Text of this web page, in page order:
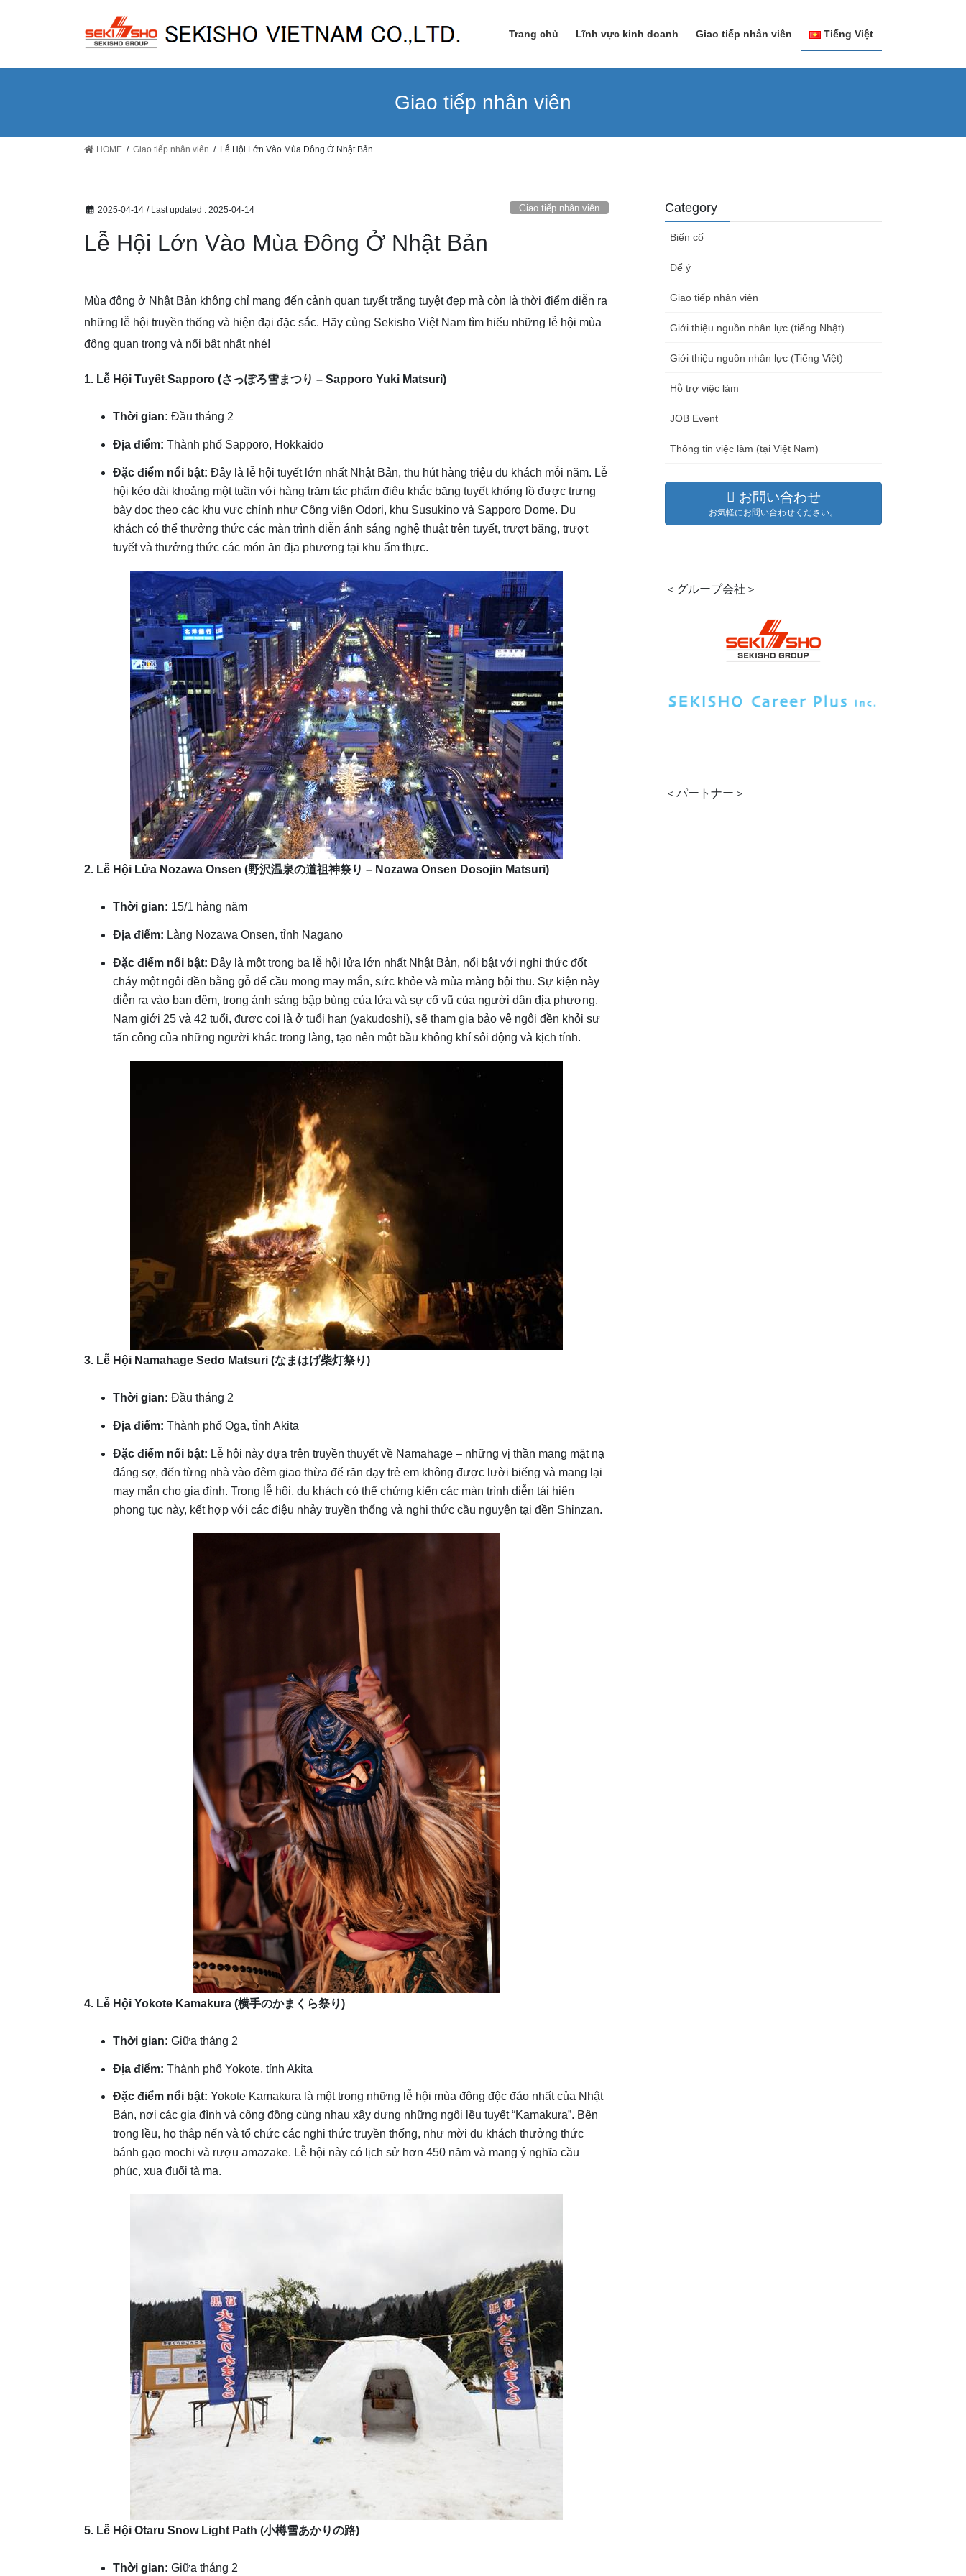
Trang chủ Lĩnh vực kinh doanh Giao tiếp nhân viên Tiếng Việt
日本語
Giao tiếp nhân viên
HOME Giao tiếp nhân viên Lễ Hội Lớn Vào Mùa Đông Ở Nhật Bản
2025-04-14 / Last updated : 2025-04-14 Giao tiếp nhân viên
Lễ Hội Lớn Vào Mùa Đông Ở Nhật Bản
Mùa đông ở Nhật Bản không chỉ mang đến cảnh quan tuyết trắng tuyệt đẹp mà còn là thời điểm diễn ra
những lễ hội truyền thống và hiện đại đặc sắc. Hãy cùng Sekisho Việt Nam tìm hiểu những lễ hội mùa
đông quan trọng và nổi bật nhất nhé!
1. Lễ Hội Tuyết Sapporo (さっぽろ雪まつり – Sapporo Yuki Matsuri)
Thời gian: Đầu tháng 2
Địa điểm: Thành phố Sapporo, Hokkaido
Đặc điểm nổi bật: Đây là lễ hội tuyết lớn nhất Nhật Bản, thu hút hàng triệu du khách mỗi năm. Lễ
hội kéo dài khoảng một tuần với hàng trăm tác phẩm điêu khắc băng tuyết khổng lồ được trưng
bày dọc theo các khu vực chính như Công viên Odori, khu Susukino và Sapporo Dome. Du
khách có thể thưởng thức các màn trình diễn ánh sáng nghệ thuật trên tuyết, trượt băng, trượt
tuyết và thưởng thức các món ăn địa phương tại khu ẩm thực.
2. Lễ Hội Lửa Nozawa Onsen (野沢温泉の道祖神祭り – Nozawa Onsen Dosojin Matsuri)
Thời gian: 15/1 hàng năm
Địa điểm: Làng Nozawa Onsen, tỉnh Nagano
Đặc điểm nổi bật: Đây là một trong ba lễ hội lửa lớn nhất Nhật Bản, nổi bật với nghi thức đốt
cháy một ngôi đền bằng gỗ để cầu mong may mắn, sức khỏe và mùa màng bội thu. Sự kiện này
diễn ra vào ban đêm, trong ánh sáng bập bùng của lửa và sự cổ vũ của người dân địa phương.
Nam giới 25 và 42 tuổi, được coi là ở tuổi hạn (yakudoshi), sẽ tham gia bảo vệ ngôi đền khỏi sự
tấn công của những người khác trong làng, tạo nên một bầu không khí sôi động và kịch tính.
3. Lễ Hội Namahage Sedo Matsuri (なまはげ柴灯祭り)
Thời gian: Đầu tháng 2
Địa điểm: Thành phố Oga, tỉnh Akita
Đặc điểm nổi bật: Lễ hội này dựa trên truyền thuyết về Namahage – những vị thần mang mặt nạ
đáng sợ, đến từng nhà vào đêm giao thừa để răn dạy trẻ em không được lười biếng và mang lại
may mắn cho gia đình. Trong lễ hội, du khách có thể chứng kiến các màn trình diễn tái hiện
phong tục này, kết hợp với các điệu nhảy truyền thống và nghi thức cầu nguyện tại đền Shinzan.
4. Lễ Hội Yokote Kamakura (横手のかまくら祭り)
Thời gian: Giữa tháng 2
Địa điểm: Thành phố Yokote, tỉnh Akita
Đặc điểm nổi bật: Yokote Kamakura là một trong những lễ hội mùa đông độc đáo nhất của Nhật
Bản, nơi các gia đình và cộng đồng cùng nhau xây dựng những ngôi lều tuyết “Kamakura”. Bên
trong lều, họ thắp nến và tổ chức các nghi thức truyền thống, như mời du khách thưởng thức
bánh gạo mochi và rượu amazake. Lễ hội này có lịch sử hơn 450 năm và mang ý nghĩa cầu
phúc, xua đuổi tà ma.
5. Lễ Hội Otaru Snow Light Path (小樽雪あかりの路)
Thời gian: Giữa tháng 2
Category
Biến cố
Để ý
Giao tiếp nhân viên
Giới thiệu nguồn nhân lực (tiếng Nhật)
Giới thiệu nguồn nhân lực (Tiếng Việt)
Hỗ trợ việc làm
JOB Event
Thông tin việc làm (tại Việt Nam)
お問い合わせ
お気軽にお問い合わせください。
＜グループ会社＞
＜パートナー＞